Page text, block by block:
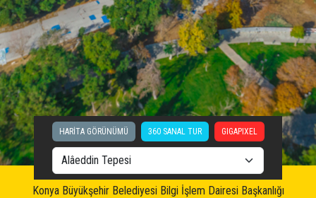
HARİTA GÖRÜNÜMÜ 360 SANAL TUR GIGAPIXEL
Konya Büyükşehir Belediyesi Bilgi İşlem Dairesi Başkanlığı